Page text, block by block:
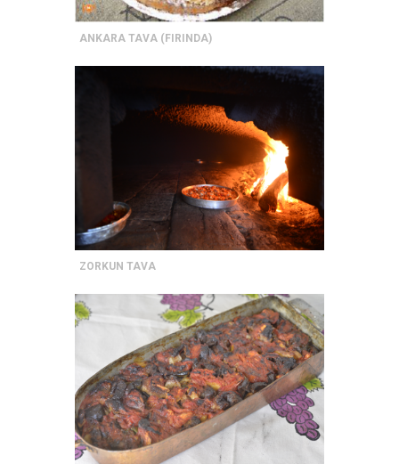
ANKARA TAVA (FIRINDA)
ZORKUN TAVA